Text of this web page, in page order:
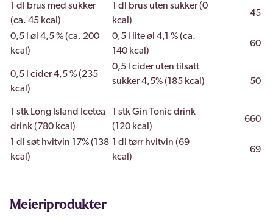
1 dl brus med sukker
(ca. 45 kcal)
1 dl brus uten sukker (0
kcal)
45
0,5 l øl 4,5 % (ca. 200
kcal)
0,5 l lite øl 4,1 % (ca.
140 kcal)
60
0,5 l cider 4,5 % (235
kcal)
0,5 l cider uten tilsatt
sukker 4,5% (185 kcal)
50
1 stk Long Island Icetea
drink (780 kcal)
1 stk Gin Tonic drink
(120 kcal)
660
1 dl søt hvitvin 17% (138
kcal)
1 dl tørr hvitvin (69
kcal)
69
Meieriprodukter